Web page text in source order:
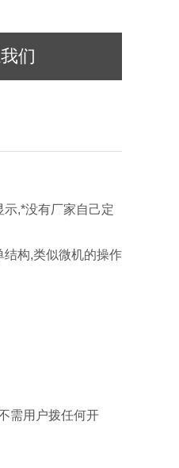
们
,*没有厂家自己定
结构,类似微机的操作
需用户拨任何开